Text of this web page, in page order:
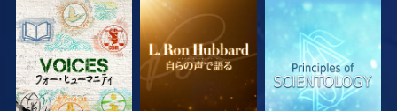
シリーズを探求 シリーズを探求 シリーズを探求